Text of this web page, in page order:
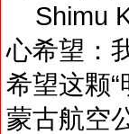
Shimu
心希望：
希望这颗
蒙古航空